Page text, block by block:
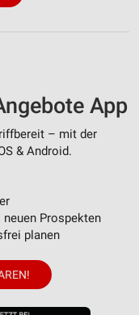
App
– mit der
& Android.
Prospekten
planen